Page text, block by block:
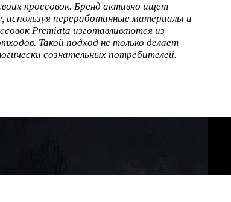
кроссовок. Бренд активно ищет
переработанные материалы и
Premiata изготавливаются из
Такой подход не только делает
сознательных потребителей.